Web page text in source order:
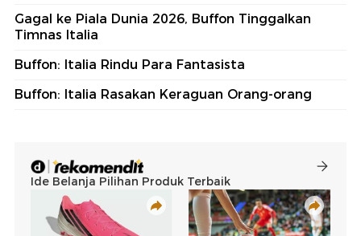
Gagal ke Piala Dunia 2026, Buffon Tinggalkan
Timnas Italia
Buffon: Italia Rindu Para Fantasista
Buffon: Italia Rasakan Keraguan Orang-orang